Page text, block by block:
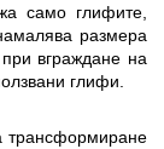
само глифите,
размера
вграждане на
глифи.
трансформиране